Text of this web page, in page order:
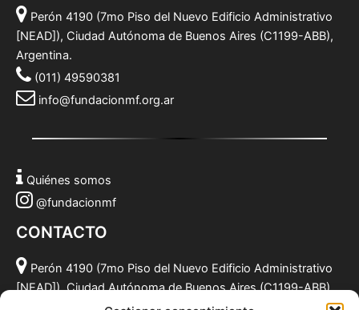
Perón 4190 (7mo Piso del Nuevo Edificio Administrativo
[NEAD]), Ciudad Autónoma de Buenos Aires (C1199-ABB),
Argentina.
(011) 49590381
info@fundacionmf.org.ar
Quiénes somos
@fundacionmf
CONTACTO
Perón 4190 (7mo Piso del Nuevo Edificio Administrativo
[NEAD]), Ciudad Autónoma de Buenos Aires (C1199-ABB),